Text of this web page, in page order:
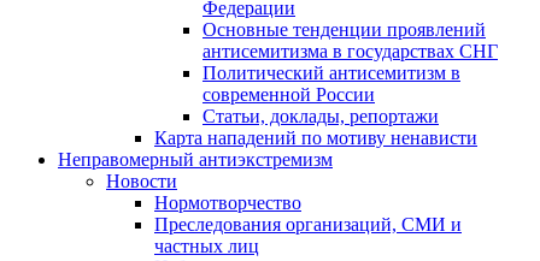
Федерации
Основные тенденции проявлений
антисемитизма в государствах СНГ
Политический антисемитизм в
современной России
Статьи, доклады, репортажи
Карта нападений по мотиву ненависти
Неправомерный антиэкстремизм
Новости
Нормотворчество
Преследования организаций, СМИ и
частных лиц